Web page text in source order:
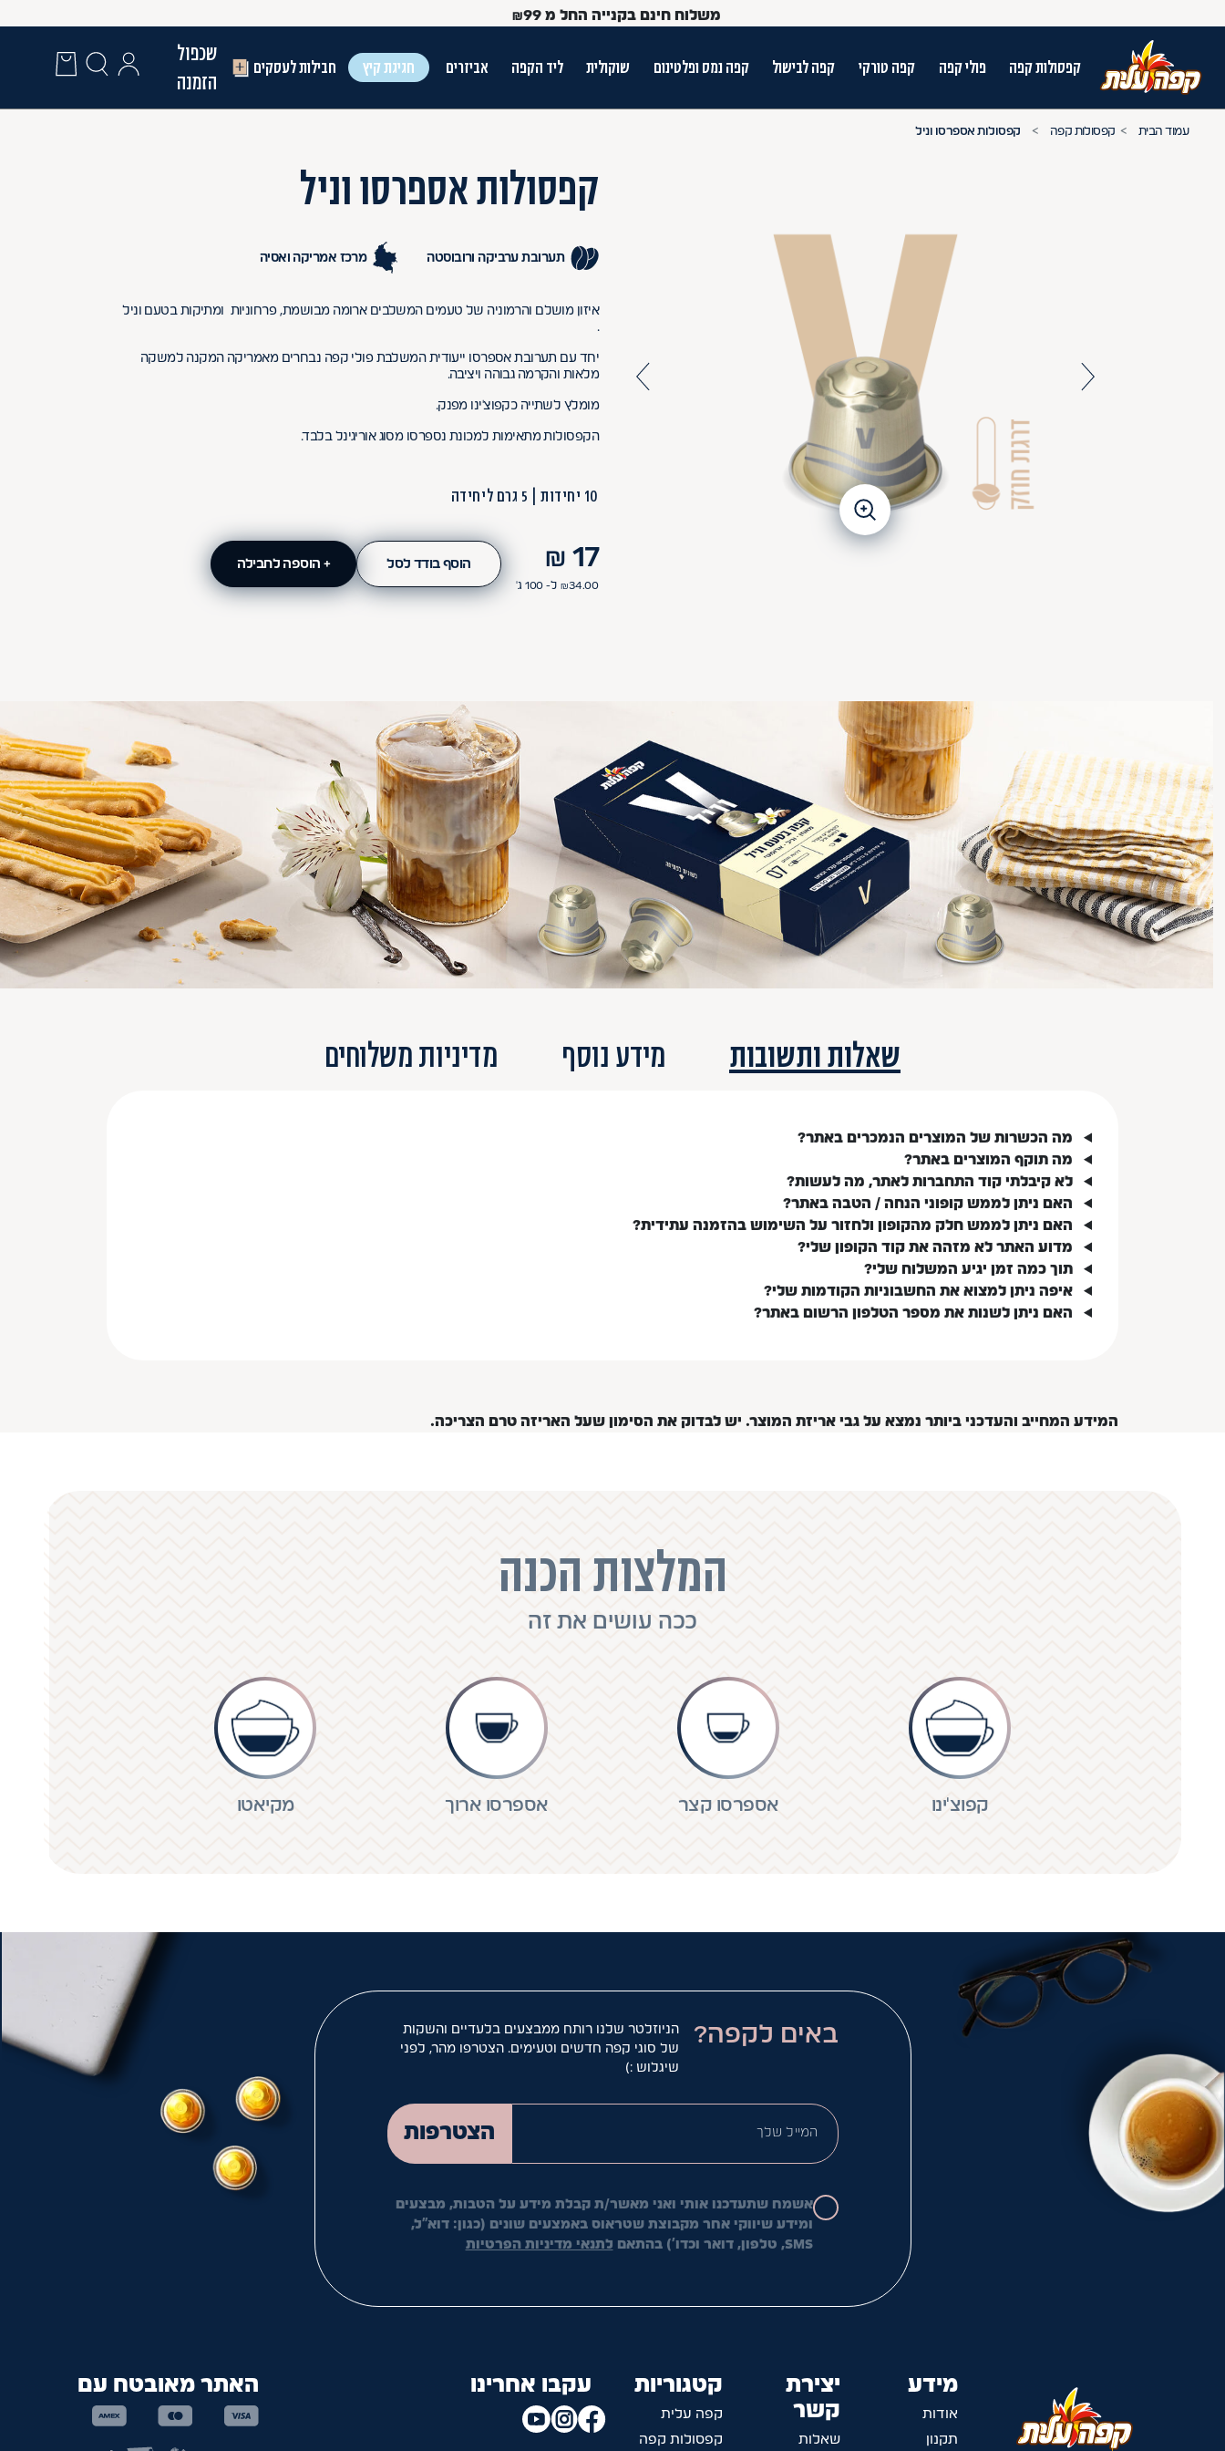
משלוח חינם בקנייה החל מ ₪99
קפסולות קפה פולי קפה קפה טורקי קפה לבישול קפה נמס ופלטינום שוקולית ליד הקפה אביזרים חגיגת קיץ חבילות לעסקים
על מנת לנווט בתת תפריט יש להשתמש במקש הטאב
שכפול
הזמנה
Use Up and Down arrow keys to navigate search results.
עמוד הבית קפסולות קפה קפסולות אספרסו וניל
קפסולות אספרסו וניל
תערובת ערביקה ורובוסטה מרכז אמריקה ואסיה
איזון מושלם והרמוניה של טעמים המשלבים ארומה מבושמת, פרחוניות ומתיקות בטעם וניל
.
יחד עם תערובת אספרסו ייעודית המשלבת פולי קפה נבחרים מאמריקה המקנה למשקה
מלאות והקרמה גבוהה ויציבה.
מומלץ לשתייה כקפוצ'ינו מפנק.
הקפסולות מתאימות למכונת נספרסו מסוג אוריגינל בלבד.
10 יחידות 5 גרם ליחידה
17
₪
34.00
₪ ל- 100 ג'
הוסף בודד לסל + הוספה לחבילה
שאלות ותשובות מידע נוסף מדיניות משלוחים
מה הכשרות של המוצרים הנמכרים באתר?
מה תוקף המוצרים באתר?
לא קיבלתי קוד התחברות לאתר, מה לעשות?
האם ניתן לממש קופוני הנחה / הטבה באתר?
האם ניתן לממש חלק מהקופון ולחזור על השימוש בהזמנה עתידית?
מדוע האתר לא מזהה את קוד הקופון שלי?
תוך כמה זמן יגיע המשלוח שלי?
איפה ניתן למצוא את החשבוניות הקודמות שלי?
האם ניתן לשנות את מספר הטלפון הרשום באתר?
המידע המחייב והעדכני ביותר נמצא על גבי אריזת המוצר. יש לבדוק את הסימון שעל האריזה טרם הצריכה.
המלצות הכנה
ככה עושים את זה
קפוצ'ינו אספרסו קצר אספרסו ארוך מקיאטו
באים לקפה?
הניוזלטר שלנו רותח ממבצעים בלעדיים והשקות
של סוגי קפה חדשים וטעימים. הצטרפו מהר, לפני
שיגלוש :)
הצטרפות
המייל שלך
אשמח שתעדכנו אותי ואני מאשר/ת קבלת מידע על הטבות, מבצעים
ומידע שיווקי אחר מקבוצת שטראוס באמצעים שונים (כגון: דוא"ל,
SMS, טלפון, דואר וכדו') בהתאם
לתנאי מדיניות הפרטיות
מידע
אודות
תקנון
יצירת
קשר
שאלות
קטגוריות
קפה עלית
קפסולות קפה
עקבו אחרינו האתר מאובטח עם